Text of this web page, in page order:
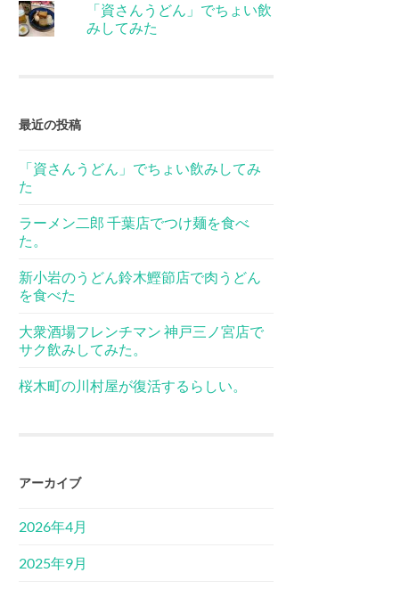
「資さんうどん」でちょい飲
みしてみた
最近の投稿
「資さんうどん」でちょい飲みしてみ
た
ラーメン二郎 千葉店でつけ麺を食べ
た。
新小岩のうどん鈴木鰹節店で肉うどん
を食べた
大衆酒場フレンチマン 神戸三ノ宮店で
サク飲みしてみた。
桜木町の川村屋が復活するらしい。
アーカイブ
2026年4月
2025年9月